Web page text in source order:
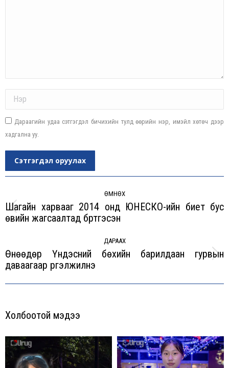
Дараагийн удаа сэтгэгдэл бичихийн тулд өөрийн нэр, имэйл хөтөч дээр
хадгална уу.
Сэтгэгдэл оруулах
navigation
ӨМНӨХ
Previous
Шагайн харвааг 2014 онд ЮНЕСКО-ийн биет бус
өвийн жагсаалтад бүртгэсэн
ДАРААХ
Next
Өнөөдөр Үндэсний бөхийн барилдаан гурвын
даваагаар үргэлжилнэ
Холбоотой мэдээ